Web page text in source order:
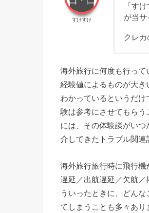
すけすけ
「す
が当サ
クレ
海外旅行に何度も行っ
経験値によるものが大
わかっているというだ
験は参考にさせてもら
には、その体験談がい
介してきたトラブル関連
海外旅行旅行時に飛行
遅延／出航遅延／欠航
ういったときに、どん
てしまうことも多々あり